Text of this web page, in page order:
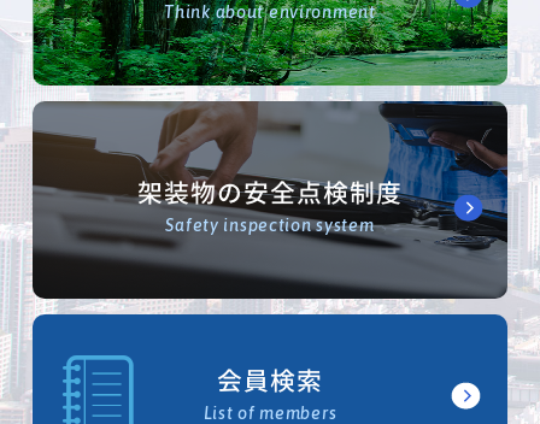
Think about environment
架装物の安全点検制度
Safety inspection system
会員検索
List of members